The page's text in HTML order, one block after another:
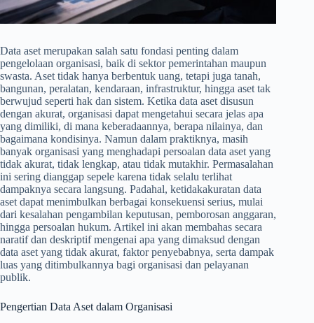
Data aset merupakan salah satu fondasi penting dalam
pengelolaan organisasi, baik di sektor pemerintahan maupun
swasta. Aset tidak hanya berbentuk uang, tetapi juga tanah,
bangunan, peralatan, kendaraan, infrastruktur, hingga aset tak
berwujud seperti hak dan sistem. Ketika data aset disusun
dengan akurat, organisasi dapat mengetahui secara jelas apa
yang dimiliki, di mana keberadaannya, berapa nilainya, dan
bagaimana kondisinya. Namun dalam praktiknya, masih
banyak organisasi yang menghadapi persoalan data aset yang
tidak akurat, tidak lengkap, atau tidak mutakhir. Permasalahan
ini sering dianggap sepele karena tidak selalu terlihat
dampaknya secara langsung. Padahal, ketidakakuratan data
aset dapat menimbulkan berbagai konsekuensi serius, mulai
dari kesalahan pengambilan keputusan, pemborosan anggaran,
hingga persoalan hukum. Artikel ini akan membahas secara
naratif dan deskriptif mengenai apa yang dimaksud dengan
data aset yang tidak akurat, faktor penyebabnya, serta dampak
luas yang ditimbulkannya bagi organisasi dan pelayanan
publik.
Pengertian Data Aset dalam Organisasi